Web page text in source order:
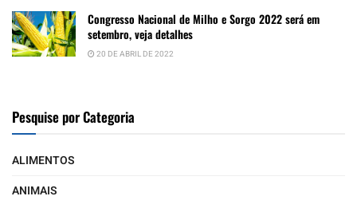
Congresso Nacional de Milho e Sorgo 2022 será em
setembro, veja detalhes
20 DE ABRIL DE 2022
Pesquise por Categoria
ALIMENTOS
ANIMAIS